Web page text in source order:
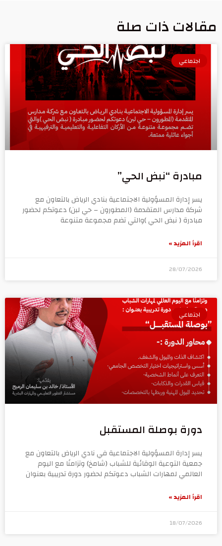
مقالات ذات صلة
اجتماعي
مبادرة “نبض الحي”
يسر إدارة المسؤولية الاجتماعية بنادي الرياض بالتعاون مع
شركة مدارس المتقدمة (المطورون – حي لبن) دعوتكم لحضور
مبادرة ( نبض الحي )والتي تضم مجموعة متنوعة
اقرأ المزيد »
28/07/2026
اجتماعي
دورة بوصلة المستقبل
يسر إدارة المسؤولية الاجتماعية في نادي الرياض بالتعاون مع
جمعية التوعية الوقائية للشباب (شامخ) وتزامنًا مع اليوم
العالمي لمهارات الشباب دعوتكم لحضور دورة تدريبية بعنوان
اقرأ المزيد »
18/07/2026